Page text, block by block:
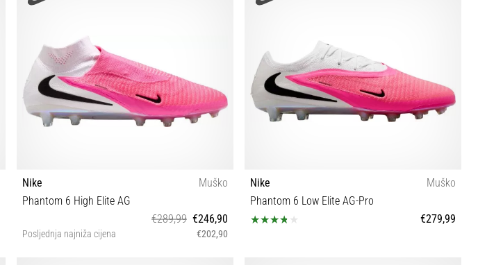
Nike
Muško
Phantom 6 High Elite AG
€289,99 €246,90
Posljednja najniža cijena €202,90
Nike
Muško
Phantom 6 Low Elite AG-Pro
€279,99